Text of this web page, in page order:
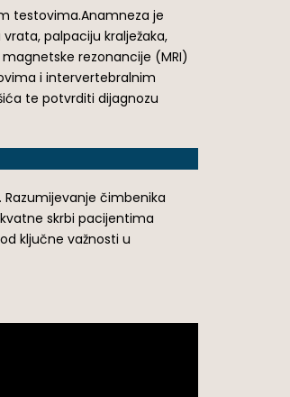
testovima.Anamneza je
palpaciju kralježaka,
rezonancije (MRI)
i intervertebralnim
te potvrditi dijagnozu
čimbenika
skrbi pacijentima
ključne važnosti u